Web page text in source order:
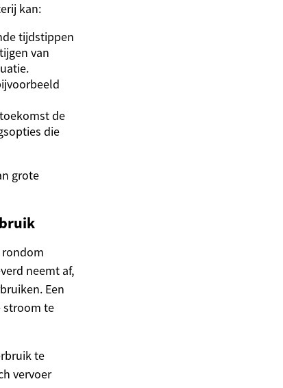
kan:
tijdstippen
van
de
die
grote
neemt af,
Een
stroom te
te
vervoer